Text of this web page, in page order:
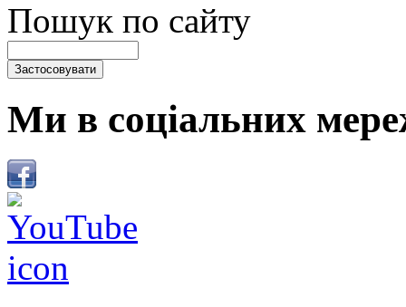
Пошук по сайту
Ми в соціальних